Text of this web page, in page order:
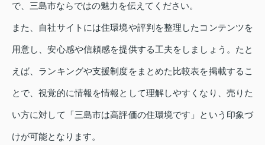
で、三島市ならではの魅力を伝えてください。
また、自社サイトには住環境や評判を整理したコンテンツを
用意し、安心感や信頼感を提供する工夫をしましょう。たと
えば、ランキングや支援制度をまとめた比較表を掲載するこ
とで、視覚的に情報を情報として理解しやすくなり、売りた
い方に対して「三島市は高評価の住環境です」という印象づ
けが可能となります。